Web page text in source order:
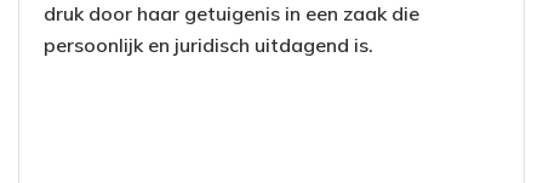
druk door haar getuigenis in een zaak die
persoonlijk en juridisch uitdagend is.